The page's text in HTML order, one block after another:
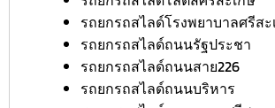
รถยกรถสไลด์โรงพยาบาลศรีสะ
รถยกรถสไลด์ถนนรัฐประชา
รถยกรถสไลด์ถนนสาย226
รถยกรถสไลด์ถนนบริหาร